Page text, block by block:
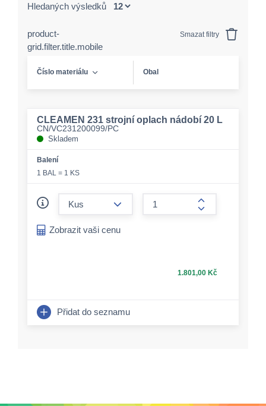
Hledaných výsledků
product-
grid.filter.title.mobile
Smazat filtry
Číslo materiálu Obal
CLEAMEN 231 strojní oplach nádobí 20 L
CN/VC231200099/PC
Skladem
Balení
1 BAL = 1 KS
form.increase-
Zobrazit vaši cenu
1.801,00 Kč
Přidat do seznamu